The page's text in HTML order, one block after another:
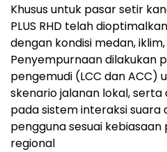
Khusus untuk pasar setir
PLUS RHD telah
dengan kondisi medan,
Penyempurnaan dilakukan
pengemudi (LCC dan ACC)
skenario jalanan lokal,
pada sistem interaksi suara
pengguna sesuai
regional